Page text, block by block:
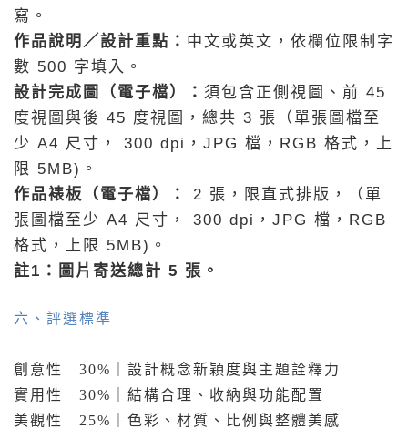
寫。
作品說明／設計重點： 中文或英文，依欄位限制字
數 500 字填入。
設計完成圖（電子檔）： 須包含正側視圖、前 45
度視圖與後 45 度視圖，總共 3 張（單張圖檔至
少 A4 尺寸， 300 dpi，JPG 檔，RGB 格式，上
限 5MB)。
作品裱板（電子檔）： 2 張，限直式排版，（單
張圖檔至少 A4 尺寸， 300 dpi，JPG 檔，RGB
格式，上限 5MB)。
註1：圖片寄送總計 5 張。
六、 評選標準
創意性 30%｜設計概念新穎度與主題詮釋力
實用性 30%｜結構合理、收納與功能配置
美觀性 25%｜色彩、材質、比例與整體美感